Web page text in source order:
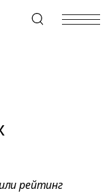
+7 (495) 967-80-80
рейтинг